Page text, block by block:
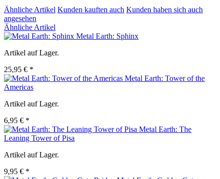
Ähnliche Artikel Kunden kauften auch Kunden haben sich auch
angesehen
Ähnliche Artikel
Metal Earth: Sphinx
Artikel auf Lager.
25,95 € *
Metal Earth: Tower of the
Americas
Artikel auf Lager.
6,95 € *
Metal Earth: The
Leaning Tower of Pisa
Artikel auf Lager.
9,95 € *